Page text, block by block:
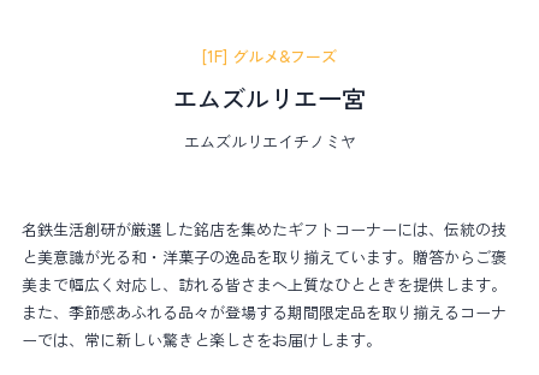
[1F] グルメ&フーズ
エムズルリエ一宮
エムズルリエイチノミヤ
名鉄生活創研が厳選した銘店を集めたギフトコーナーには、伝統の技
と美意識が光る和・洋菓子の逸品を取り揃えています。贈答からご褒
美まで幅広く対応し、訪れる皆さまへ上質なひとときを提供します。
また、季節感あふれる品々が登場する期間限定品を取り揃えるコーナ
ーでは、常に新しい驚きと楽しさをお届けします。